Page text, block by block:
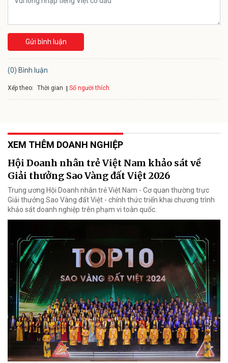
Gửi bình luận
(0) Bình luận
Xếp theo: Thời gian Số người thích
XEM THÊM DOANH NGHIỆP
Hội Doanh nhân trẻ Việt Nam khảo sát về
Giải thưởng Sao Vàng đất Việt 2026
Trung ương Hội Doanh nhân trẻ Việt Nam - Cơ quan thường trực
Giải thưởng Sao Vàng đất Việt - chính thức triển khai chương trình
khảo sát doanh nghiệp trên phạm vi toàn quốc.